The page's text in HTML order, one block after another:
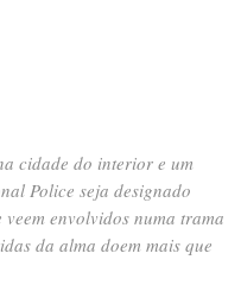
cidade do interior e um
Police seja designado
envolvidos numa trama
da alma doem mais que